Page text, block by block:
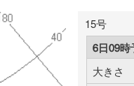
15号
6日09時
大きさ